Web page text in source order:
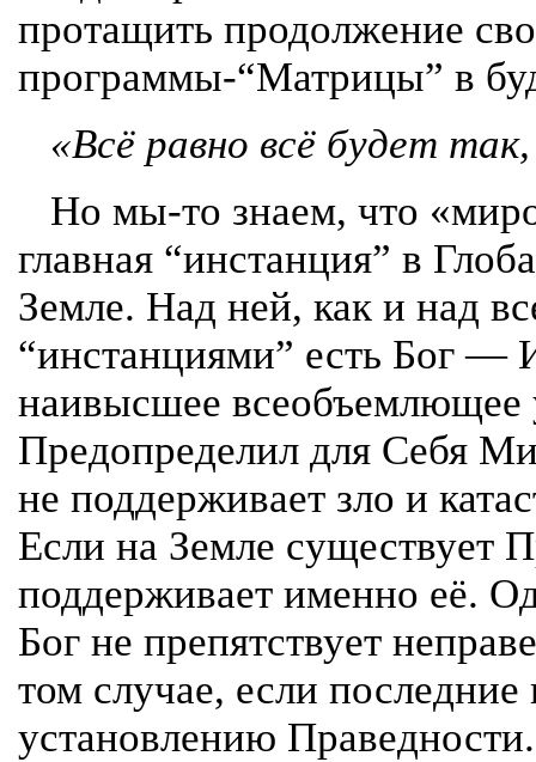
протащить продолжение
программы-“Матрицы” в
«Всё равно всё будет
Но мы-то знаем, что
главная “инстанция” в
Земле. Над ней, как и над
“инстанциями” есть Бог —
наивысшее
Предопределил для Себя
не поддерживает зло и
Если на Земле существует
поддерживает именно её.
Бог не препятствует
том случае, если
установлению Праведности.